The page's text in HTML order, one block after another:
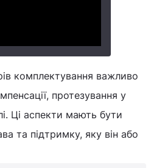
комплектування важливо
протезування у
Ці аспекти мають бути
та підтримку, яку він або